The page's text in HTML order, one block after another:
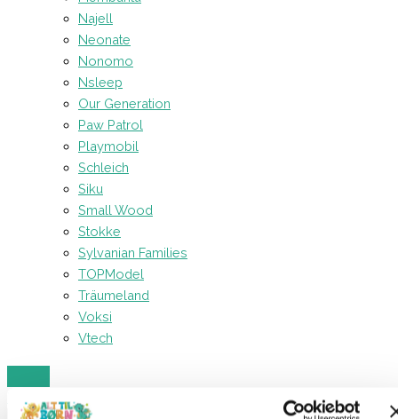
Najell
Neonate
Nonomo
Nsleep
Our Generation
Paw Patrol
Playmobil
Schleich
Siku
Small Wood
Stokke
Sylvanian Families
TOPModel
Träumeland
Voksi
Vtech
Spiderman Kostume